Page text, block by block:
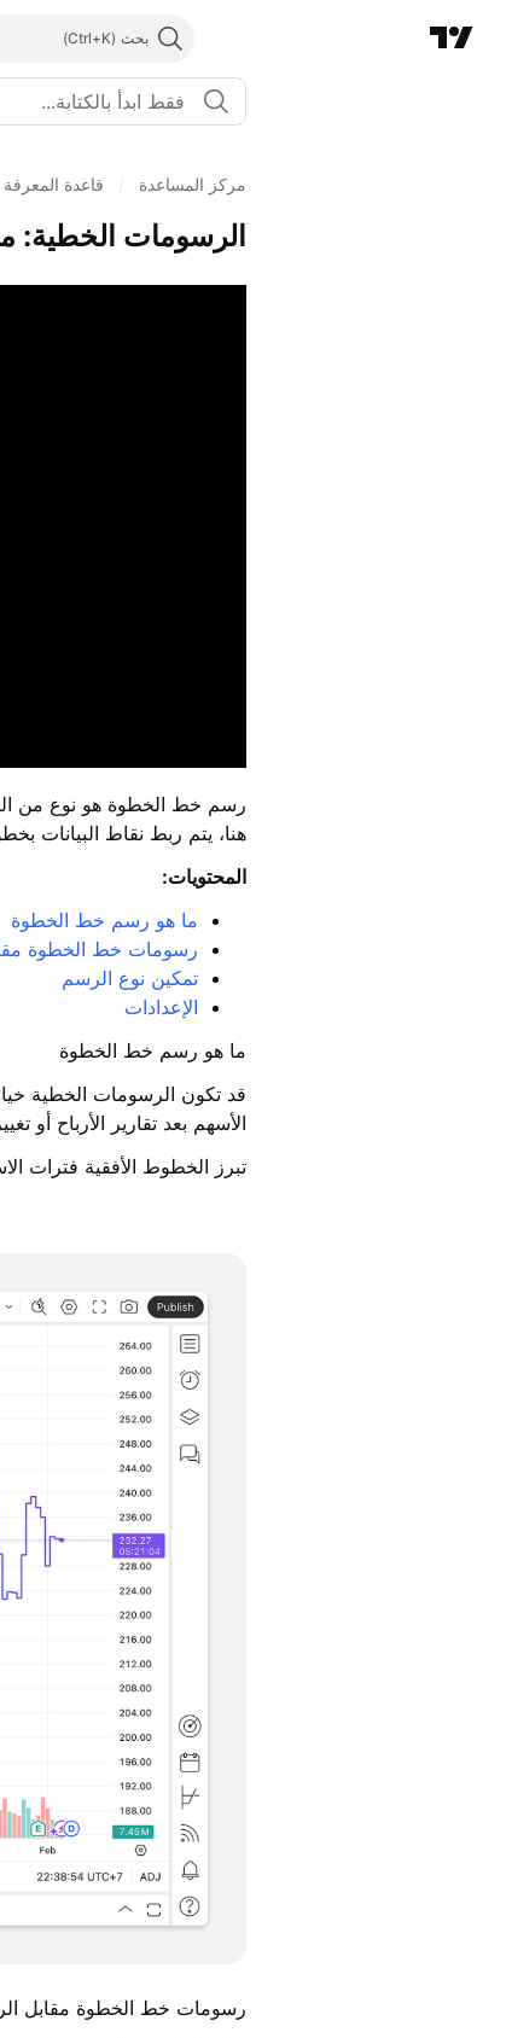
بحث
مركز المساعدة قاعدة المعرفة
الرسومات الخطية:
رسم خط الخطوة هو نوع من
هنا، يتم ربط نقاط البيانات
المحتويات:
ما هو رسم خط الخطوة
رسومات خط الخطوة
تمكين نوع الرسم
الإعدادات
ما هو رسم خط الخطوة
قد تكون الرسومات الخطية
الأسهم بعد تقارير الأرباح أو
تبرز الخطوط الأفقية فترات
رسومات خط الخطوة مقابل